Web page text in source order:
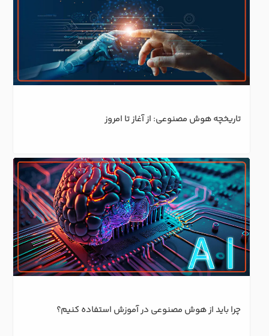
تاریخچه هوش مصنوعی: از آغاز تا امروز
چرا باید از هوش مصنوعی در آموزش استفاده کنیم؟